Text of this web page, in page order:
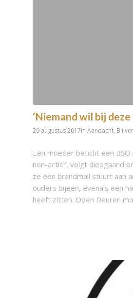
‘Niemand wil bij
29 augustus 2017in Aandacht,
Een moeder beticht een
non-actief, volgt diepgaand
ze een brandmail stuurt aan
ouders bijeen, evenals een
heeft zitten. Open Deuren